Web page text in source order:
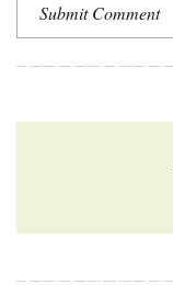
Submit Comment